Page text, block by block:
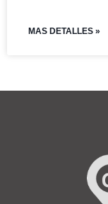
MAS DETALLES »